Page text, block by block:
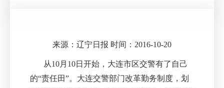
来源：辽宁日报 时间：2016-10-20
从10月 10日开始，大连市区交警有了自己
的“责任田”。大连交警部门改革勤务制度，划